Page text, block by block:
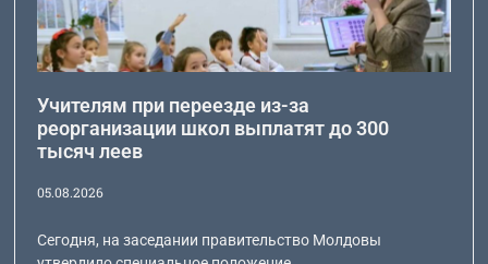
Учителям при переезде из-за
реорганизации школ выплатят до 300
тысяч леев
05.08.2026
Сегодня, на заседании правительство Молдовы